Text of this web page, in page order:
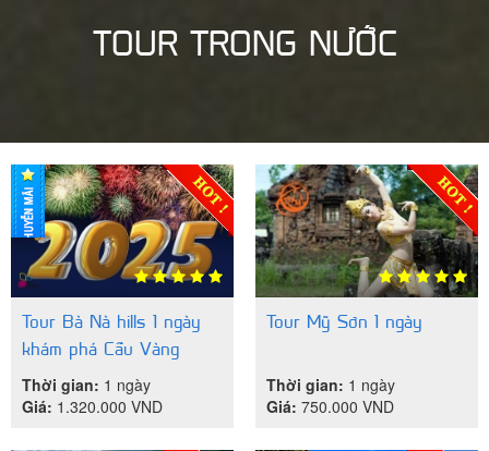
TOUR TRONG NƯỚC
Tour Bà Nà hills 1 ngày
khám phá Cầu Vàng
Thời gian: 1 ngày
Giá: 1.320.000 VND
Tour Mỹ Sơn 1 ngày
Thời gian: 1 ngày
Giá: 750.000 VND